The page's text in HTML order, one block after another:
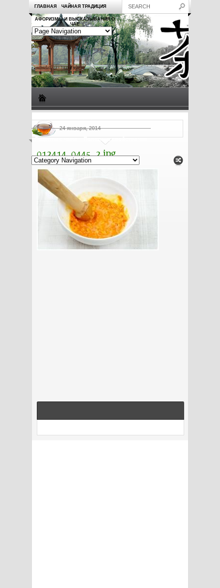
ГЛАВНАЯ ЧАЙНАЯ ТРАДИЦИЯ
АФОРИЗМЫ И ВЫСКАЗЫВАНИЯ О
ЧАЕ
Рецепты с чаем Полезные свойства чая
24 января, 2014
012414_0445_2.jpg